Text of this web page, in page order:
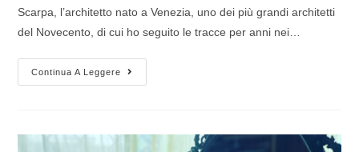
Scarpa, l’architetto nato a Venezia, uno dei più grandi architetti
del Novecento, di cui ho seguito le tracce per anni nei…
Continua A Leggere